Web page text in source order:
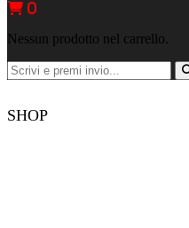
0
Nessun prodotto nel carrello.
SHOP